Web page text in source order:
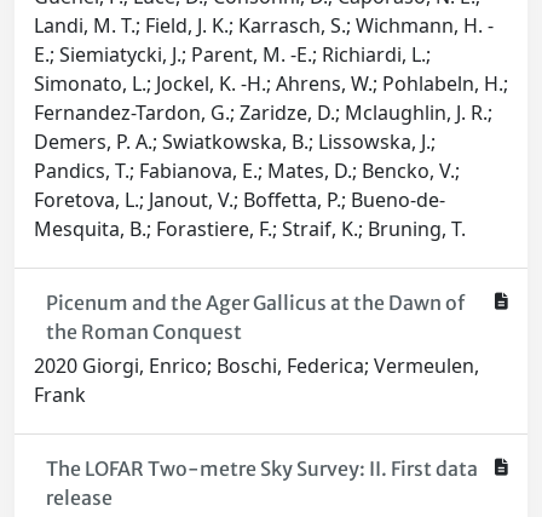
Landi, M. T.; Field, J. K.; Karrasch, S.; Wichmann, H. -
E.; Siemiatycki, J.; Parent, M. -E.; Richiardi, L.;
Simonato, L.; Jockel, K. -H.; Ahrens, W.; Pohlabeln, H.;
Fernandez-Tardon, G.; Zaridze, D.; Mclaughlin, J. R.;
Demers, P. A.; Swiatkowska, B.; Lissowska, J.;
Pandics, T.; Fabianova, E.; Mates, D.; Bencko, V.;
Foretova, L.; Janout, V.; Boffetta, P.; Bueno-de-
Mesquita, B.; Forastiere, F.; Straif, K.; Bruning, T.
Picenum and the Ager Gallicus at the Dawn of
the Roman Conquest
2020 Giorgi, Enrico; Boschi, Federica; Vermeulen,
Frank
The LOFAR Two-metre Sky Survey: II. First data
release